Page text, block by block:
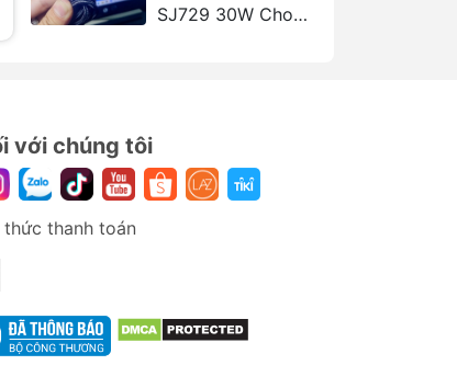
SJ729 30W Cho
với chúng tôi
thức thanh toán